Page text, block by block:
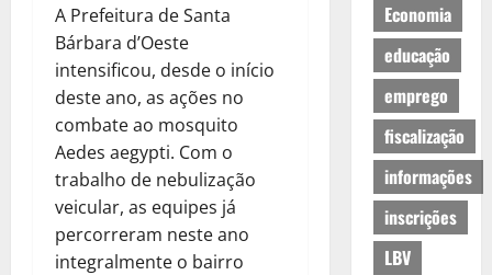
A Prefeitura de Santa
Bárbara d’Oeste
intensificou, desde o início
deste ano, as ações no
combate ao mosquito
Aedes aegypti. Com o
trabalho de nebulização
veicular, as equipes já
percorreram neste ano
integralmente o bairro
Economia
educação
emprego
fiscalização
informações
inscrições
LBV